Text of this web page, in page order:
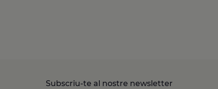
Subscriu-te al nostre newsletter